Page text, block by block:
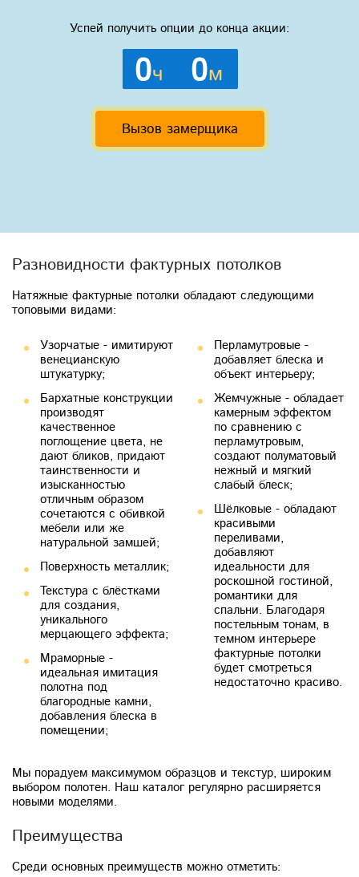
Успей получить опции до конца акции:
0ч 0м
Вызов замерщика
Разновидности фактурных потолков
Натяжные фактурные потолки обладают следующими
топовыми видами:
Узорчатые - имитируют
венецианскую
штукатурку;
Бархатные конструкции
производят
качественное
поглощение цвета, не
дают бликов, придают
таинственности и
изысканностью
отличным образом
сочетаются с обивкой
мебели или же
натуральной замшей;
Поверхность металлик;
Текстура с блёстками
для создания,
уникального
мерцающего эффекта;
Мраморные -
идеальная имитация
полотна под
благородные камни,
добавления блеска в
помещении;
Перламутровые -
добавляет блеска и
объект интерьеру;
Жемчужные - обладает
камерным эффектом
по сравнению с
перламутровым,
создают полуматовый
нежный и мягкий
слабый блеск;
Шёлковые - обладают
красивыми
переливами,
добавляют
идеальности для
роскошной гостиной,
романтики для
спальни. Благодаря
постельным тонам, в
темном интерьере
фактурные потолки
будет смотреться
недостаточно красиво.
Мы порадуем максимумом образцов и текстур, широким
выбором полотен. Наш каталог регулярно расширяется
новыми моделями.
Преимущества
Среди основных преимуществ можно отметить: